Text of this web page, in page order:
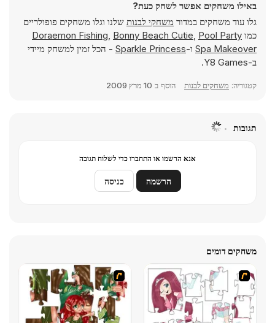
באילו משחקים אפשר לשחק כעת?
גלו עוד משחקים במדור משחקי לבנות שלנו וגלו משחקים פופולריים
כמו
Doraemon Fishing, Bonny Beach Cutie, Pool Party
Spa Makeover ו-Sparkle Princess - הכל זמין למשחק מיידי
ב-Y8 Games.
קטגוריה: משחקים לבנות הוסף ב 10 מרץ 2009
תגובות
אנא הרשמו או התחברו כדי לשלוח תגובה
הרשמה כניסה
משחקים דומים